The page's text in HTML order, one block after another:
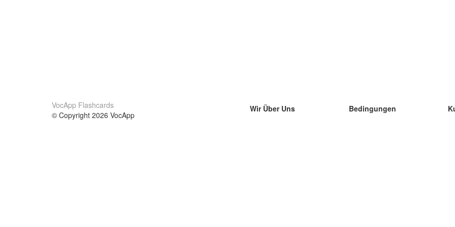
VocApp Flashcards
© Copyright 2026 VocApp
Wir Über Uns
Bedingungen